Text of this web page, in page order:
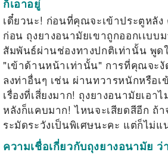
ก็เอาอยู่
เดี๋ยวนะ! ก่อนที่คุณจะเข้าประตูหลั
ก่อน ถุงยางอนามัยเขาถูกออกเเบบ
สัมพันธ์ผ่านช่องทางปกติเท่านั้น พูด
"เข้าด้านหน้าเท่านั้น" การที่คุณจะงั
ลงท่าอื่นๆ เช่น ผ่านทวารหนักหรือเ
เรื่องที่เสี่ยงมาก! ถุงยางอนามัยเอ
หลังก็แคบมาก! ไหนจะเสียดสีอีก ถ้า
ระมัดระวังเป็นพิเศษนะคะ แต่ก็ไม่แ
ความเชื่อเกี่ยวกับถุงยางอนามัย